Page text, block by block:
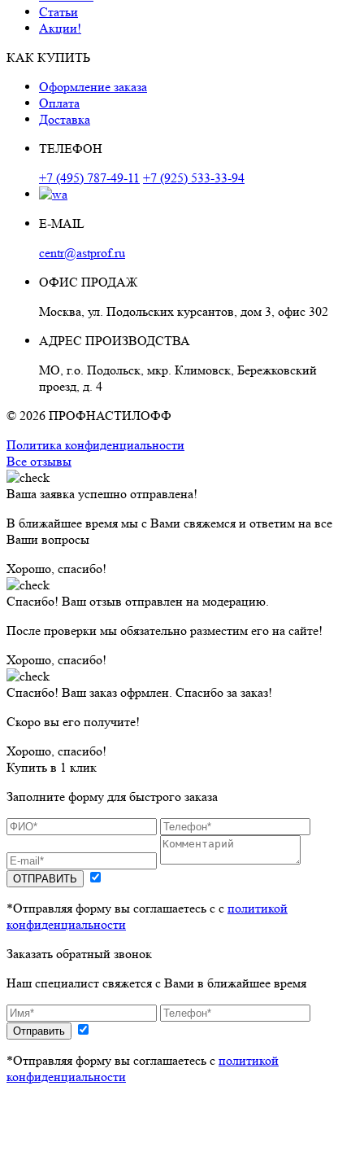
Статьи
Акции!
КАК КУПИТЬ
Оформление заказа
Оплата
Доставка
ТЕЛЕФОН
+7 (495) 787-49-11 +7 (925) 533-33-94
E-MAIL
centr@astprof.ru
ОФИС ПРОДАЖ
Москва, ул. Подольских курсантов, дом 3, офис 302
АДРЕС ПРОИЗВОДСТВА
МО, г.о. Подольск, мкр. Климовск, Бережковский
проезд, д. 4
© 2026 ПРОФНАСТИЛОФФ
Политика конфиденциальности
Все отзывы
Ваша заявка успешно отправлена!
В ближайшее время мы с Вами свяжемся и ответим на все
Ваши вопросы
Хорошо, спасибо!
Спасибо! Ваш отзыв отправлен на модерацию.
После проверки мы обязательно разместим его на сайте!
Хорошо, спасибо!
Спасибо! Ваш заказ офрмлен. Спасибо за заказ!
Скоро вы его получите!
Хорошо, спасибо!
Купить в 1 клик
Заполните форму для быстрого заказа
ОТПРАВИТЬ
*Отправляя форму вы соглашаетесь с с политикой
конфиденциальности
Заказать обратный звонок
Наш специалист свяжется с Вами в ближайшее время
Отправить
*Отправляя форму вы соглашаетесь с политикой
конфиденциальности